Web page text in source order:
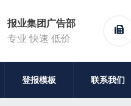
报业集团广告部
专业 快速 低价
登报模板 联系我们